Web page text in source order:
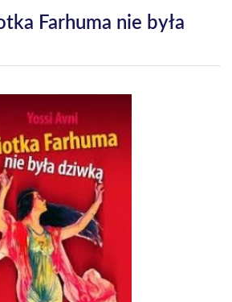
Farhuma nie była